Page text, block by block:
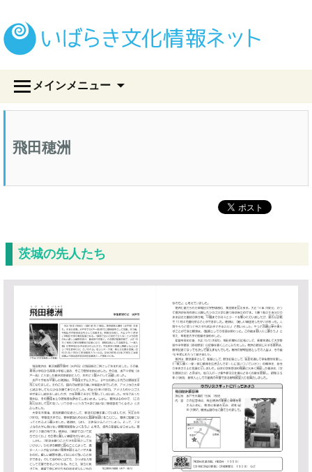
メインメニュー
テ
飛田穂洲
茨城の先人たち